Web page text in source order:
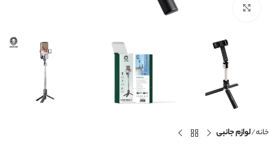
برای بزرگنمایی کلیک کنید
خانه لوازم جانبی